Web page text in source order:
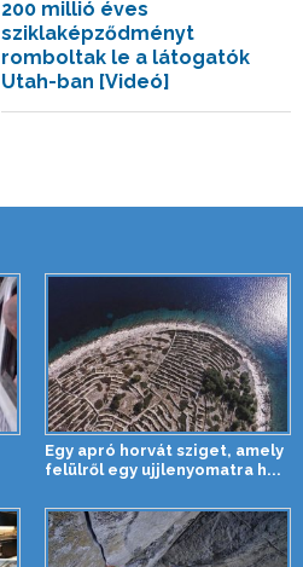
200 millió éves
sziklaképződményt
romboltak le a látogatók
Utah-ban [Videó]
Egy apró horvát sziget, amely
felülről egy ujjlenyomatra h...